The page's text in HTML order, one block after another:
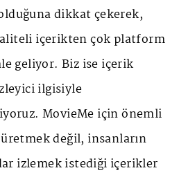
dikkat çekerek,
içerikten çok platform
geliyor. Biz ise içerik
ilgisiyle
MovieMe için önemli
değil, insanların
izlemek istediği içerikler